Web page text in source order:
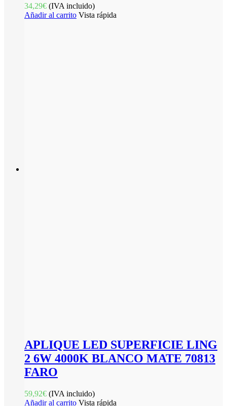
34,29€ (IVA incluido)
Añadir al carrito Vista rápida
APLIQUE LED SUPERFICIE LING
2 6W 4000K BLANCO MATE 70813
FARO
59,92€ (IVA incluido)
Añadir al carrito Vista rápida